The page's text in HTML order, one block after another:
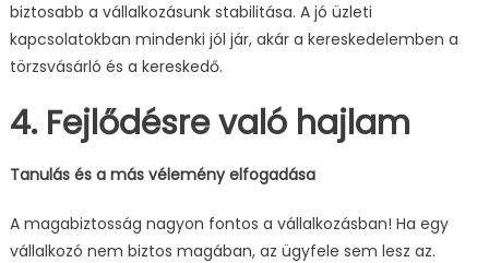
biztosabb a vállalkozásunk stabilitása. A jó üzleti
kapcsolatokban mindenki jól jár, akár a kereskedelemben a
törzsvásárló és a kereskedő.
4. Fejlődésre való hajlam
Tanulás és a más vélemény elfogadása
A magabiztosság nagyon fontos a vállalkozásban! Ha egy
vállalkozó nem biztos magában, az ügyfele sem lesz az.